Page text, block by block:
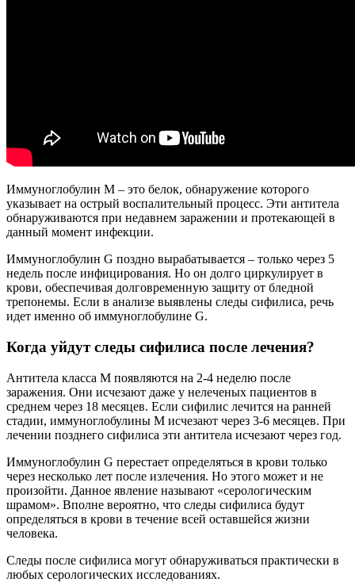
Иммуноглобулин М – это белок, обнаружение которого
указывает на острый воспалительный процесс. Эти антитела
обнаруживаются при недавнем заражении и протекающей в
данный момент инфекции.
Иммуноглобулин G поздно вырабатывается – только через 5
недель после инфицирования. Но он долго циркулирует в
крови, обеспечивая долговременную защиту от бледной
трепонемы. Если в анализе выявлены следы сифилиса, речь
идет именно об иммуноглобулине G.
Когда уйдут следы сифилиса после лечения?
Антитела класса М появляются на 2-4 неделю после
заражения. Они исчезают даже у нелеченых пациентов в
среднем через 18 месяцев. Если сифилис лечится на ранней
стадии, иммуноглобулины М исчезают через 3-6 месяцев. При
лечении позднего сифилиса эти антитела исчезают через год.
Иммуноглобулин G перестает определяться в крови только
через несколько лет после излечения. Но этого может и не
произойти. Данное явление называют «серологическим
шрамом». Вполне вероятно, что следы сифилиса будут
определяться в крови в течение всей оставшейся жизни
человека.
Следы после сифилиса могут обнаруживаться практически в
любых серологических исследованиях.